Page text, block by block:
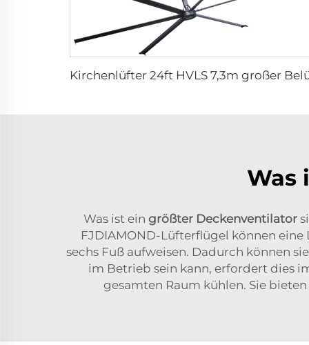
Was
Was ist ein größter Deckenventilator
FJDIAMOND-Lüfterflügel können
sechs Fuß aufweisen. Dadurch können
im Betrieb sein kann, erfordert dies
gesamten Raum kühlen. Sie